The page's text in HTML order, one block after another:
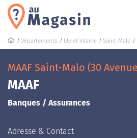
Départements Ille et Vilaine Saint-Malo
MAAF Saint-Malo (30
MAAF
Banques / Assurances
Adresse & Contact